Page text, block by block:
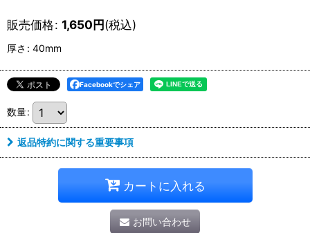
販売価格: 1,650円(税込)
厚さ : 40mm
Facebookでシェア
数量:
返品特約に関する重要事項
カートに入れる
お問い合わせ